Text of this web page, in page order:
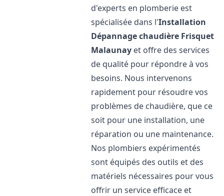
d'experts en plomberie est
spécialisée dans l'Installation
Dépannage chaudière Frisquet
Malaunay et offre des services
de qualité pour répondre à vos
besoins. Nous intervenons
rapidement pour résoudre vos
problèmes de chaudière, que ce
soit pour une installation, une
réparation ou une maintenance.
Nos plombiers expérimentés
sont équipés des outils et des
matériels nécessaires pour vous
offrir un service efficace et